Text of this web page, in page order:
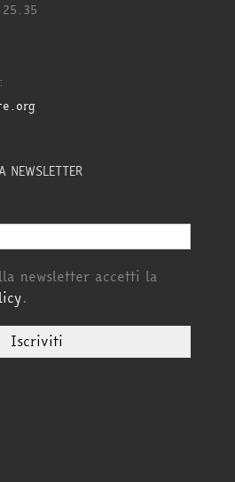
newsletter accetti la
.